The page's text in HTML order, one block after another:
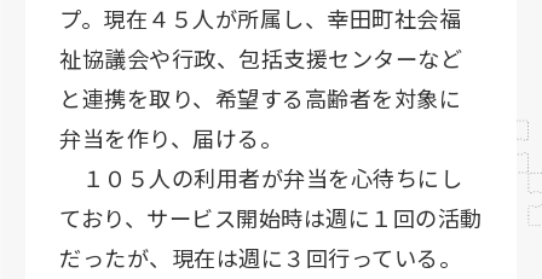
プ。現在４５人が所属し、幸田町社会福
祉協議会や行政、包括支援センターなど
と連携を取り、希望する高齢者を対象に
弁当を作り、届ける。
１０５人の利用者が弁当を心待ちにし
ており、サービス開始時は週に１回の活動
だったが、現在は週に３回行っている。